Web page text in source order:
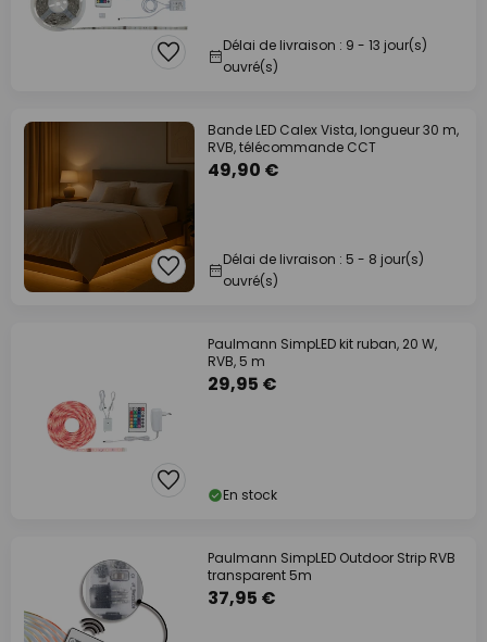
Délai de livraison : 9 - 13 jour(s)
ouvré(s)
Bande LED Calex Vista, longueur 30 m,
RVB, télécommande CCT
49,90 €
Délai de livraison : 5 - 8 jour(s)
ouvré(s)
Paulmann SimpLED kit ruban, 20 W,
RVB, 5 m
29,95 €
En stock
Paulmann SimpLED Outdoor Strip RVB
transparent 5m
37,95 €